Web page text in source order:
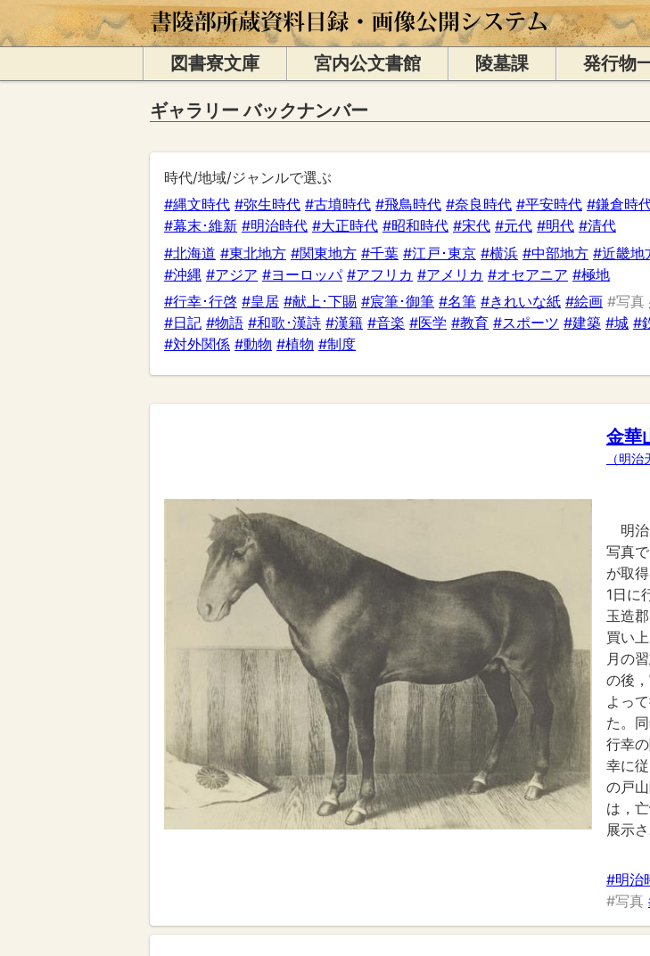
図書寮文庫 宮内公文書館 陵墓課 発行物
ギャラリー バックナンバー
時代/地域/ジャンルで選ぶ
#縄文時代 #弥生時代 #古墳時代 #飛鳥時代 #奈良時代 #平安時代 #鎌倉時
#幕末･維新 #明治時代 #大正時代 #昭和時代 #宋代 #元代 #明代 #清代
#北海道 #東北地方 #関東地方 #千葉 #江戸･東京 #横浜 #中部地方 #近畿地
#沖縄 #アジア #ヨーロッパ #アフリカ #アメリカ #オセアニア #極地
#行幸･行啓 #皇居 #献上･下賜 #宸筆･御筆 #名筆 #きれいな紙 #絵画 #写真
#日記 #物語 #和歌･漢詩 #漢籍 #音楽 #医学 #教育 #スポーツ #建築 #城 #
#対外関係 #動物 #植物 #制度
金華
（明
明
写真
が取
1日に
玉造
買い
月の
の後
よっ
た。
行幸
幸に
の戸
は，
展示
#明治
#写真